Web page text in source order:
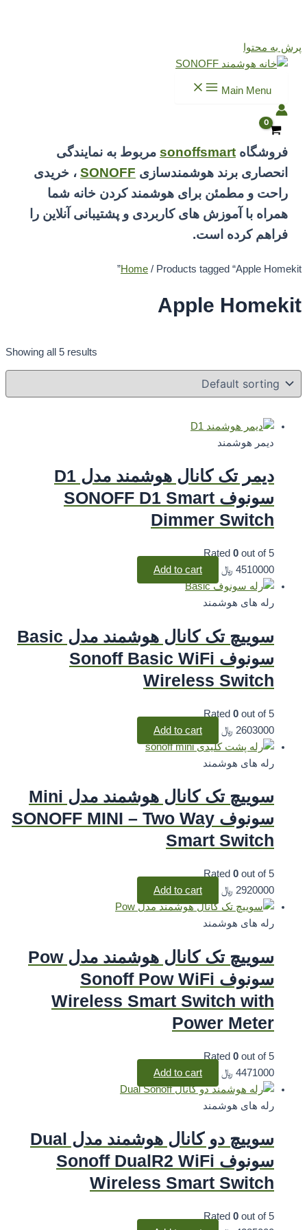
پرش به محتوا
Main Menu
فروشگاه sonoffsmart مربوط به نمایندگی
انحصاری برند هوشمندسازی SONOFF ، خریدی
راحت و مطمئن برای هوشمند کردن خانه شما
همراه با آموزش های کاربردی و پشتیبانی آنلاین را
فراهم کرده است.
Home / Products tagged “Apple Homekit”
Apple Homekit
Showing all 5 results
دیمر هوشمند
دیمر تک کانال هوشمند مدل D1
سونوف SONOFF D1 Smart
Dimmer Switch
Rated 0 out of 5
4510000 ﷼ Add to cart
رله های هوشمند
سوییچ تک کانال هوشمند مدل Basic
سونوف Sonoff Basic WiFi
Wireless Switch
Rated 0 out of 5
2603000 ﷼ Add to cart
رله های هوشمند
سوییچ تک کانال هوشمند مدل Mini
سونوف SONOFF MINI – Two Way
Smart Switch
Rated 0 out of 5
2920000 ﷼ Add to cart
رله های هوشمند
سوییچ تک کانال هوشمند مدل Pow
سونوف Sonoff Pow WiFi
Wireless Smart Switch with
Power Meter
Rated 0 out of 5
4471000 ﷼ Add to cart
رله های هوشمند
سوییچ دو کانال هوشمند مدل Dual
سونوف Sonoff DualR2 WiFi
Wireless Smart Switch
Rated 0 out of 5